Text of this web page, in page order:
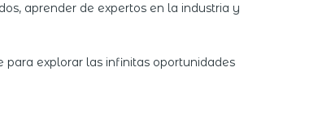
aprender de expertos en la industria y
explorar las infinitas oportunidades